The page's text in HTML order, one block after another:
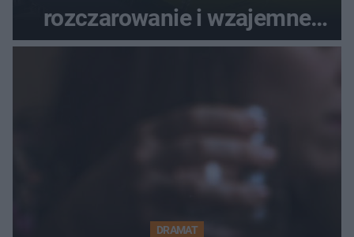
rozczarowanie i wzajemne
obwinianie. Dlaczego Peak
DRAMAT